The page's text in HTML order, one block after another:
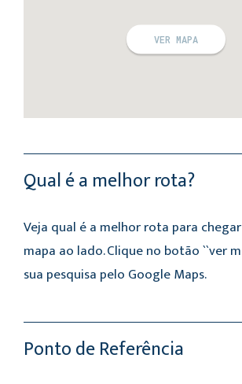
Qual é a melhor rota?
Veja qual é a melhor rota para
mapa ao lado. Clique no botão ``ver
sua pesquisa pelo Google Maps.
Ponto de Referência
VER MAPA